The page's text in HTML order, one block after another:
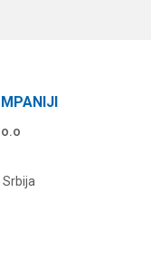
Srbija